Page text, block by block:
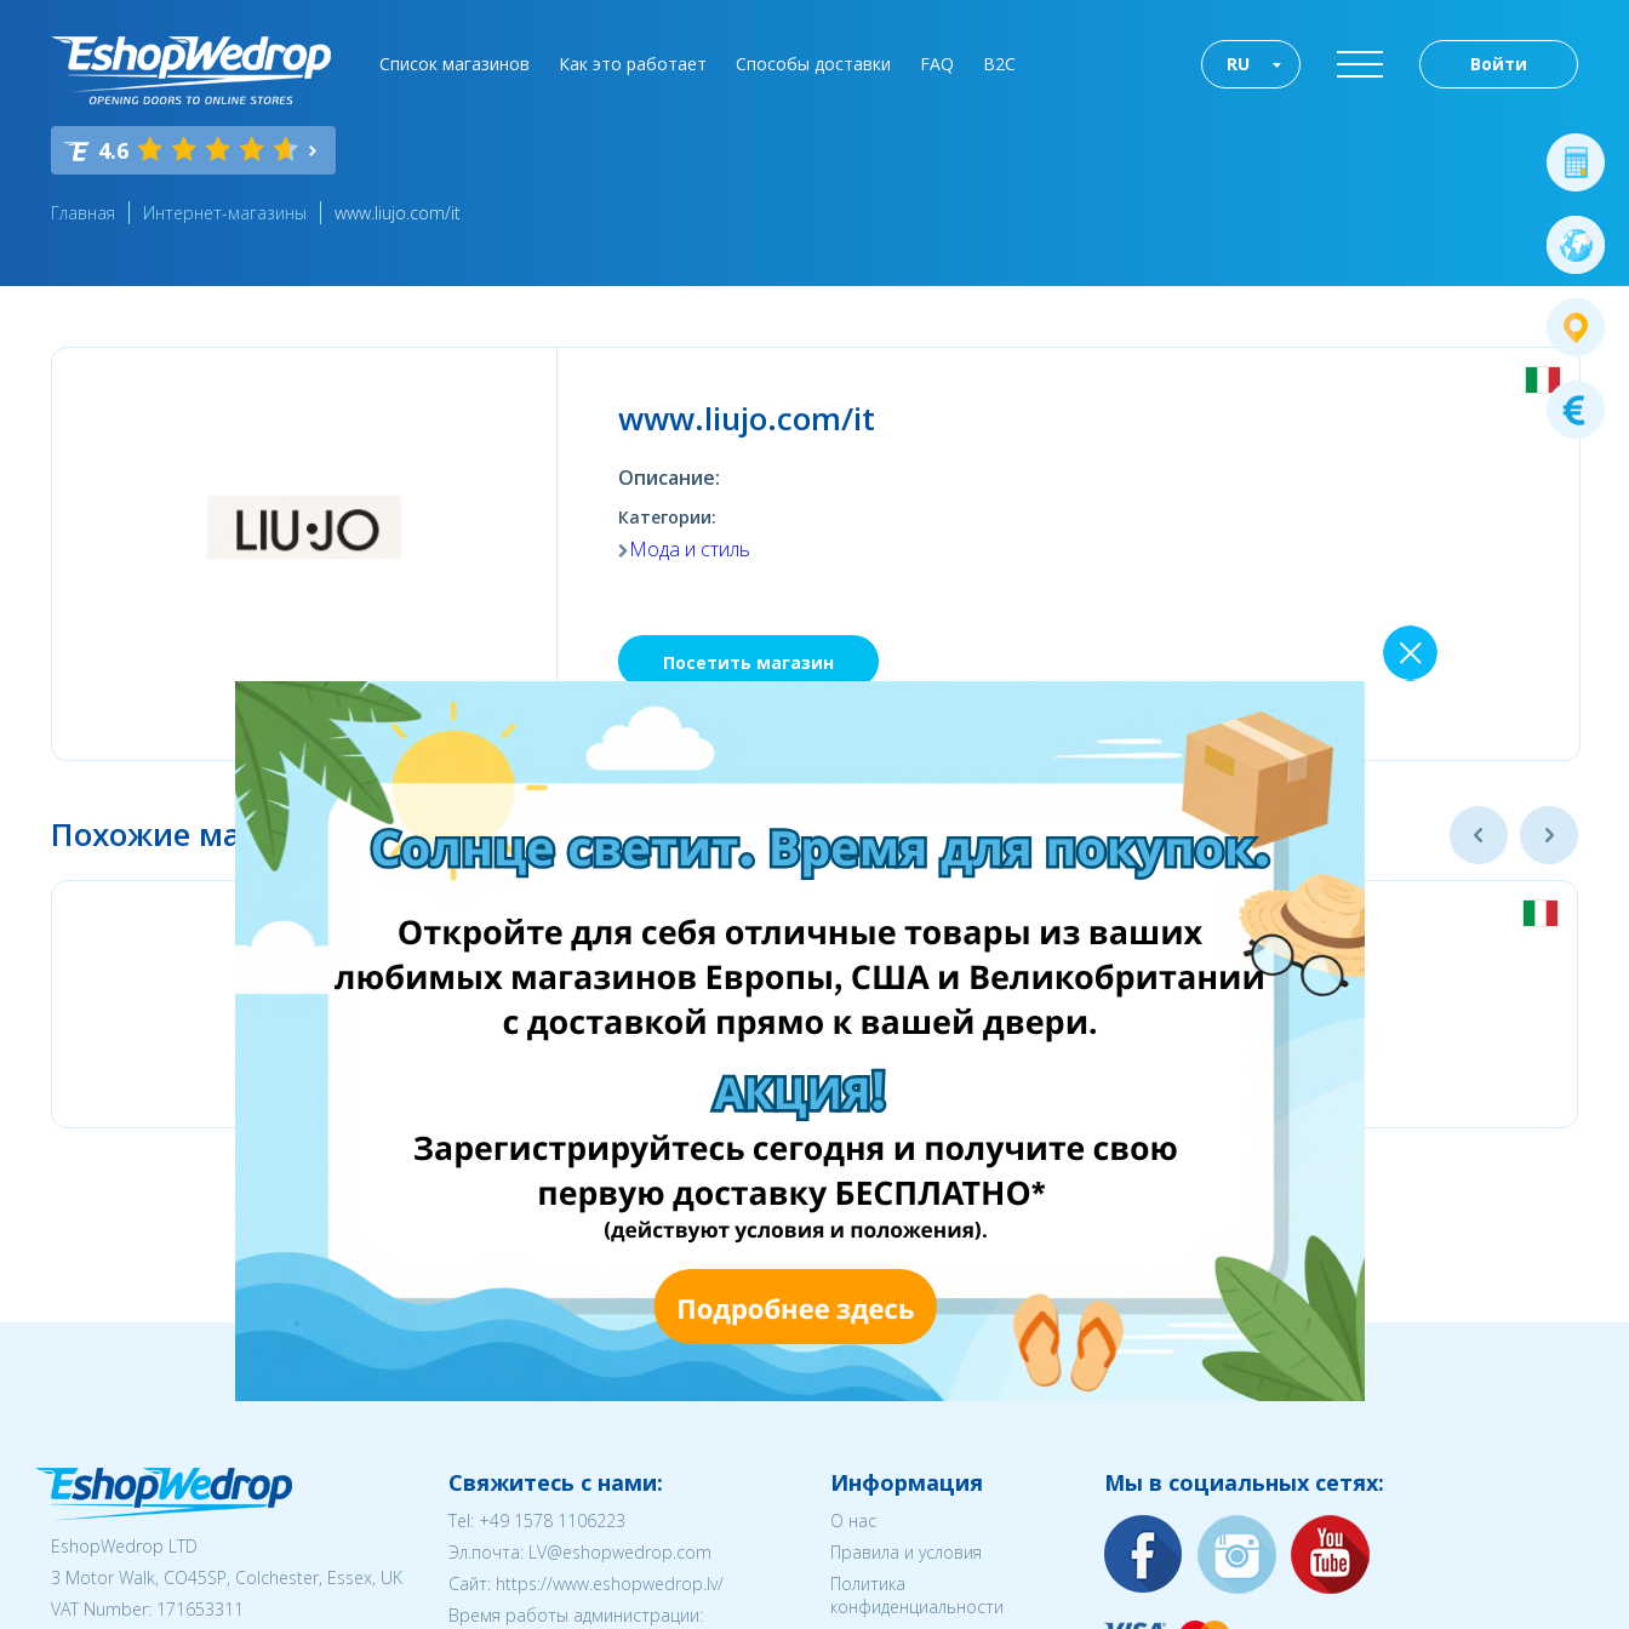
Список магазинов Как это работает Способы доставки FAQ B2C Войти
RU
4.6
Главная Интернет-магазины www.liujo.com/it
www.liujo.com/it
Описание:
Категории:
Мода и стиль
Посетить магазин
Похожие магазины
EshopWedrop LTD
3 Motor Walk, CO45SP, Colchester, Essex, UK
VAT Number: 171653311
Свяжитесь с нами:
Tel: +49 1578 1106223
Эл.почта: LV@eshopwedrop.com
Cайт: https://www.eshopwedrop.lv/
Время работы администрации:
Информация
О нас
Правила и условия
Политика
конфиденциальности
Мы в социальных сетях: